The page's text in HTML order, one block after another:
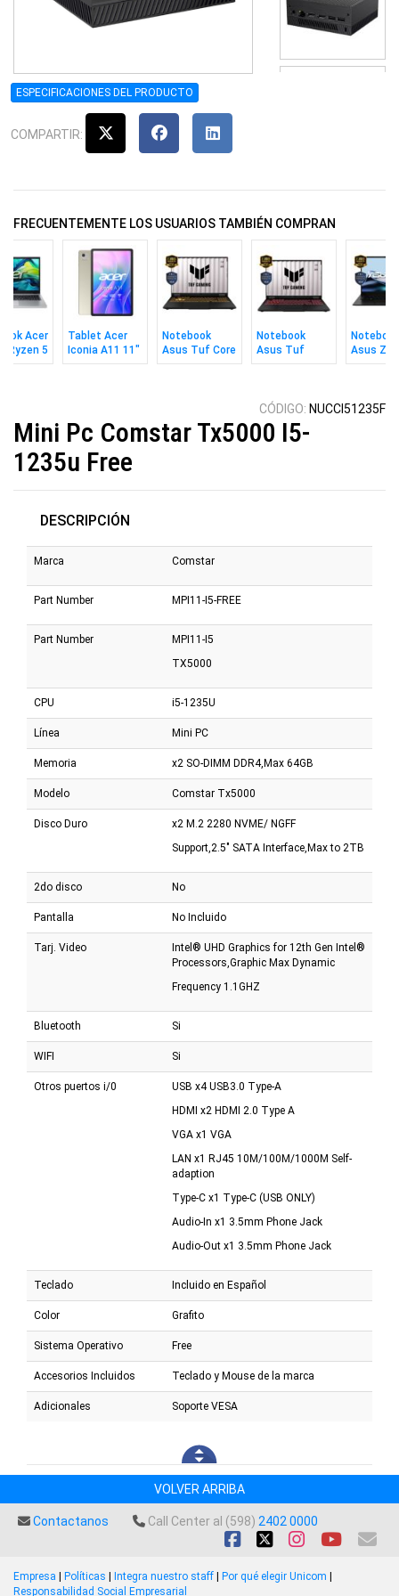
ESPECIFICACIONES DEL PRODUCTO
COMPARTIR:
FRECUENTEMENTE LOS USUARIOS TAMBIÉN COMPRAN
Acer
Ryzen 5
Tablet Acer
Iconia A11 11"
128GB/4GB
Notebook
Asus Tuf Core
i7 16gb 512gb
Notebook
Asus Tuf
Ryzen 7 16gb
Notebook
Asus
Ryzen 7
CÓDIGO: NUCCI51235F
Mini Pc Comstar Tx5000 I5-
1235u Free
DESCRIPCIÓN
Marca Comstar
Part Number MPI11-I5-FREE
Part Number
MPI11-I5
TX5000
CPU i5-1235U
Línea Mini PC
Memoria x2 SO-DIMM DDR4,Max 64GB
Modelo Comstar Tx5000
Disco Duro
x2 M.2 2280 NVME/ NGFF
Support,2.5" SATA Interface,Max to 2TB
2do disco No
Pantalla No Incluido
Tarj. Video
Intel® UHD Graphics for 12th Gen Intel®
Processors,Graphic Max Dynamic
Frequency 1.1GHZ
Bluetooth Si
WIFI Si
Otros puertos i/0
USB x4 USB3.0 Type-A
HDMI x2 HDMI 2.0 Type A
VGA x1 VGA
LAN x1 RJ45 10M/100M/1000M Self-
adaption
Type-C x1 Type-C (USB ONLY)
Audio-In x1 3.5mm Phone Jack
Audio-Out x1 3.5mm Phone Jack
Teclado Incluido en Español
Color Grafito
Sistema Operativo Free
Accesorios Incluidos Teclado y Mouse de la marca
Adicionales Soporte VESA
VOLVER ARRIBA
Contactanos Call Center al (598) 2402 0000
Empresa Políticas Integra nuestro staff Por qué elegir Unicom
Responsabilidad Social Empresarial